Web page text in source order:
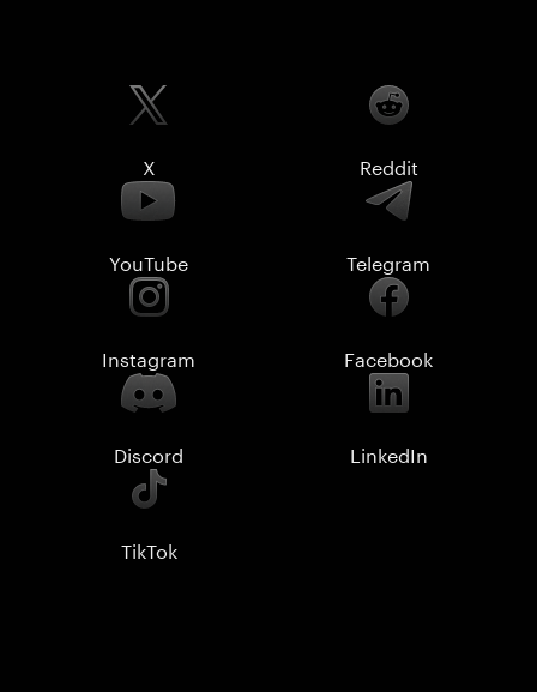
X Reddit
YouTube Telegram
Instagram Facebook
Discord LinkedIn
TikTok